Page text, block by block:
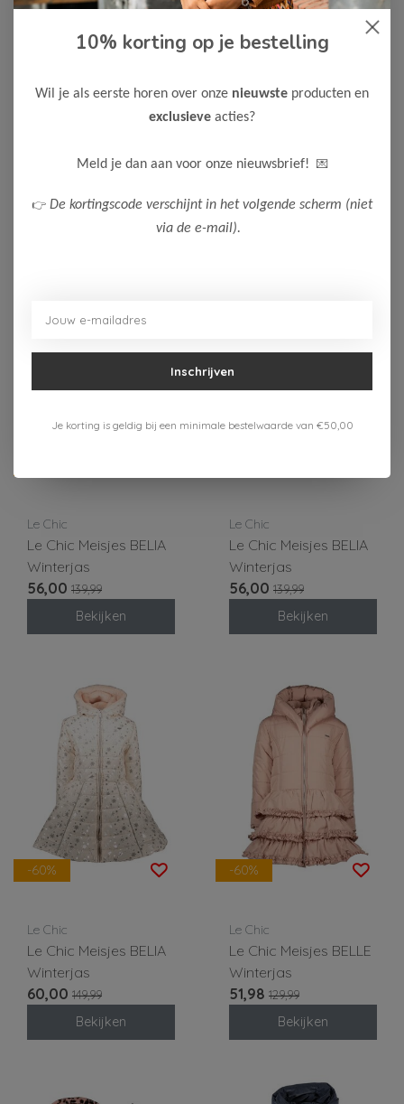
Winterjas
Bekijken
Le Chic
Winterjas
Bekijken
Le Chic
Le Chic Meisjes BELIA
Winterjas
56,00 139,99
Bekijken
Le Chic
Le Chic Meisjes BELIA
Winterjas
56,00 139,99
Bekijken
-60%
Le Chic
Le Chic Meisjes BELIA
Winterjas
60,00 149,99
Bekijken
-60%
Le Chic
Le Chic Meisjes BELLE
Winterjas
51,98 129,99
Bekijken
10% korting op je bestelling
Wil je als eerste horen over onze nieuwste producten en
exclusieve acties?
Meld je dan aan voor onze nieuwsbrief! 💌
👉 De kortingscode verschijnt in het volgende scherm (niet
via de e-mail).
Inschrijven
Je korting is geldig bij een minimale bestelwaarde van €50,00